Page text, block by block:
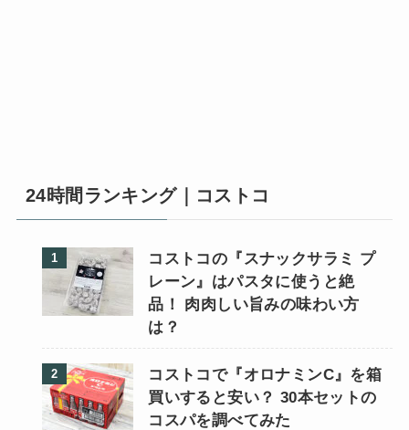
24時間ランキング｜コストコ
コストコの『スナックサラミ プ
レーン』はパスタに使うと絶
品！ 肉肉しい旨みの味わい方
は？
コストコで『オロナミンC』を箱
買いすると安い？ 30本セットの
コスパを調べてみた